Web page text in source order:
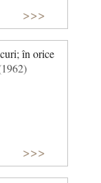
însoțite
de obicei în
poemul
>>>
în orice
>>>